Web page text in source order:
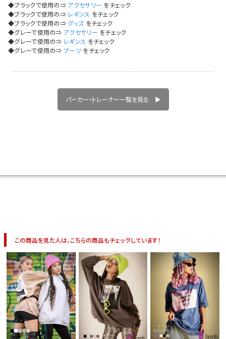
◆ブラックで使用の⇒ アクセサリー をチェック
◆ブラックで使用の⇒ レギンス をチェック
◆ブラックで使用の⇒ グッズをチェック
◆グレーで使用の⇒ アクセサリー をチェック
◆グレーで使用の⇒ レギンス をチェック
◆グレーで使用の⇒ブーツをチェック
パーカー・トレーナー一覧を見る ▶
この商品を見た人は、こちらの商品もチェックしています！